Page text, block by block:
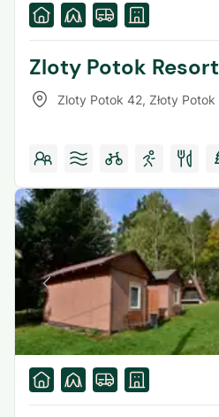
Zloty Potok Resort
Zloty Potok 42, Złoty Potok